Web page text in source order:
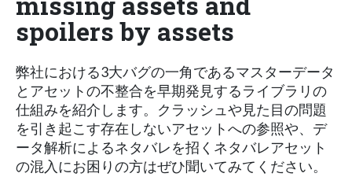
spoilers by assets
弊社における3大バグの一角であるマスターデータ
とアセットの不整合を早期発見するライブラリの
仕組みを紹介します。クラッシュや見た目の問題
を引き起こす存在しないアセットへの参照や、デ
ータ解析によるネタバレを招くネタバレアセット
の混入にお困りの方はぜひ聞いてみてください。